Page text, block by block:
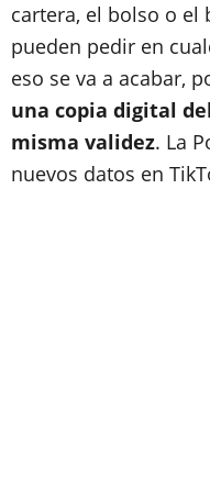
cartera, el bolso o el
pueden pedir en
eso se va a acabar,
una copia digital
misma validez. La
nuevos datos en